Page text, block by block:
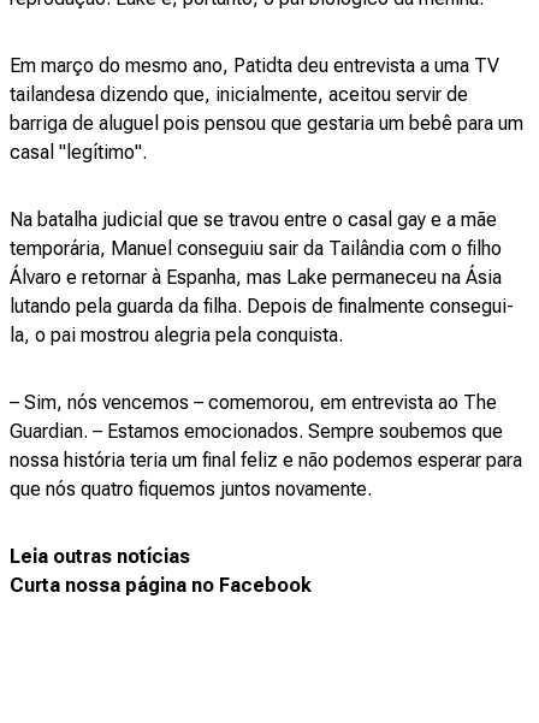
Em março do mesmo ano, Patidta deu entrevista a uma TV
tailandesa dizendo que, inicialmente, aceitou servir de
barriga de aluguel pois pensou que gestaria um bebê para um
casal "legítimo".
Na batalha judicial que se travou entre o casal gay e a mãe
temporária, Manuel conseguiu sair da Tailândia com o filho
Álvaro e retornar à Espanha, mas Lake permaneceu na Ásia
lutando pela guarda da filha. Depois de finalmente consegui-
la, o pai mostrou alegria pela conquista.
– Sim, nós vencemos – comemorou, em entrevista ao The
Guardian. – Estamos emocionados. Sempre soubemos que
nossa história teria um final feliz e não podemos esperar para
que nós quatro fiquemos juntos novamente.
Leia outras notícias
Curta nossa página no Facebook